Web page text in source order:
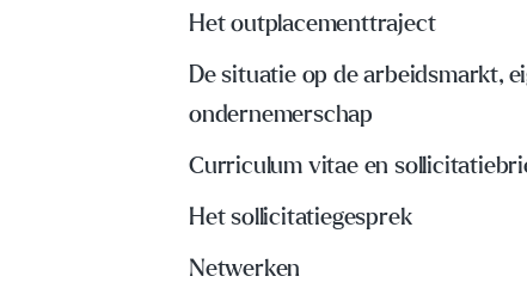
Het outplacementtraject
De situatie op de arbeidsmarkt,
ondernemerschap
Curriculum vitae en
Het sollicitatiegesprek
Netwerken